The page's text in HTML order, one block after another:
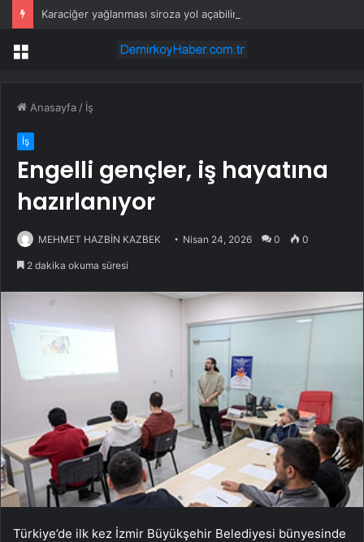
Menü
Anasayfa / İş
İş
Engelli gençler, iş hayatına
hazırlanıyor
MEHMET HAZBİN KAZBEK Nisan 24, 2026 0 0
2 dakika okuma süresi
Türkiye’de ilk kez İzmir Büyükşehir Belediyesi bünyesinde